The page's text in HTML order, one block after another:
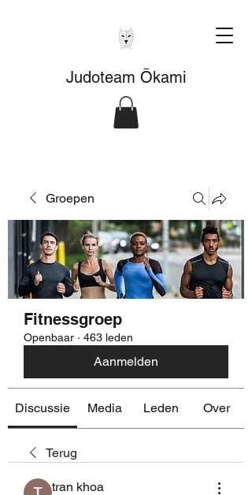
Judoteam Ōkami
Groepen
Fitnessgroep
Openbaar · 463 leden
Aanmelden
Discussie Media Leden Over
Terug
tran khoa